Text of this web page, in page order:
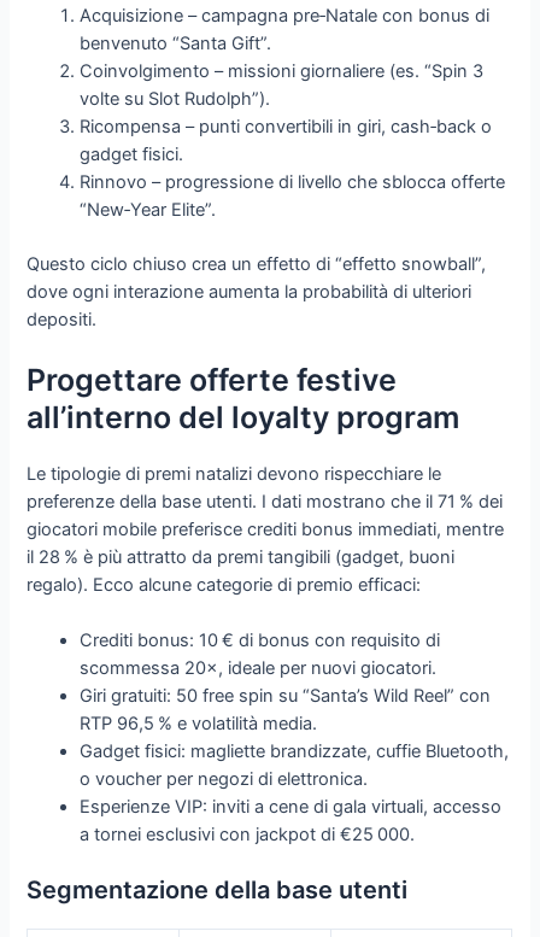
Acquisizione – campagna pre‑Natale con bonus di
benvenuto “Santa Gift”.
Coinvolgimento – missioni giornaliere (es. “Spin 3
volte su Slot Rudolph”).
Ricompensa – punti convertibili in giri, cash‑back o
gadget fisici.
Rinnovo – progressione di livello che sblocca offerte
“New‑Year Elite”.
Questo ciclo chiuso crea un effetto di “effetto snowball”,
dove ogni interazione aumenta la probabilità di ulteriori
depositi.
Progettare offerte festive
all’interno del loyalty program
Le tipologie di premi natalizi devono rispecchiare le
preferenze della base utenti. I dati mostrano che il 71 % dei
giocatori mobile preferisce crediti bonus immediati, mentre
il 28 % è più attratto da premi tangibili (gadget, buoni
regalo). Ecco alcune categorie di premio efficaci:
Crediti bonus: 10 € di bonus con requisito di
scommessa 20×, ideale per nuovi giocatori.
Giri gratuiti: 50 free spin su “Santa’s Wild Reel” con
RTP 96,5 % e volatilità media.
Gadget fisici: magliette brandizzate, cuffie Bluetooth,
o voucher per negozi di elettronica.
Esperienze VIP: inviti a cene di gala virtuali, accesso
a tornei esclusivi con jackpot di €25 000.
Segmentazione della base utenti